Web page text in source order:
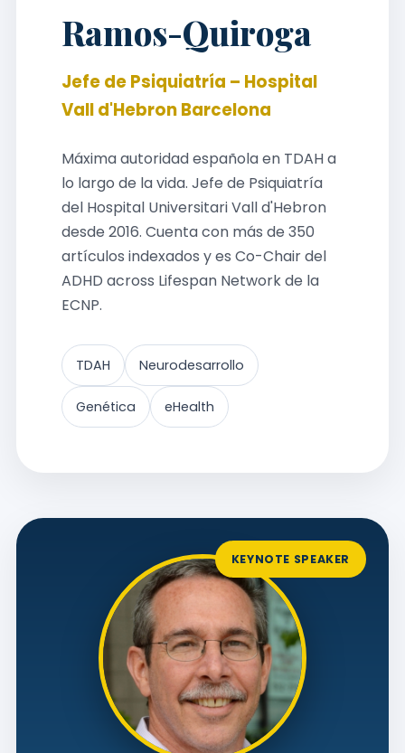
Ramos-Quiroga
Jefe de Psiquiatría – Hospital
Vall d'Hebron Barcelona
Máxima autoridad española en TDAH a
lo largo de la vida. Jefe de Psiquiatría
del Hospital Universitari Vall d'Hebron
desde 2016. Cuenta con más de 350
artículos indexados y es Co-Chair del
ADHD across Lifespan Network de la
ECNP.
TDAH Neurodesarrollo
Genética eHealth
KEYNOTE SPEAKER